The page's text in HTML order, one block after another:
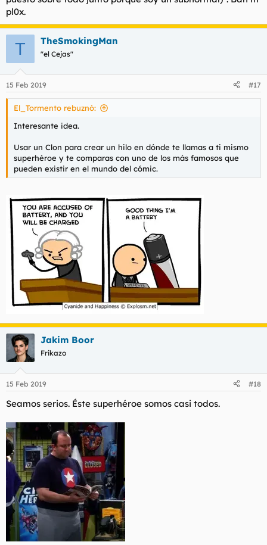
pl0x.
T TheSmokingMan
"el Cejas"
15 Feb 2019 #17
El_Tormento rebuznó:
Interesante idea.
Usar un Clon para crear un hilo en dónde te llamas a ti mismo
superhéroe y te comparas con uno de los más famosos que
pueden existir en el mundo del cómic.
Jakim Boor
Frikazo
15 Feb 2019 #18
Seamos serios. Éste superhéroe somos casi todos.